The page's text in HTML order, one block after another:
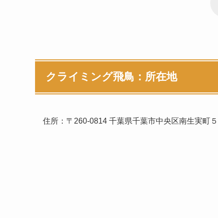
クライミング飛鳥：所在地
住所：〒260-0814 千葉県千葉市中央区南生実町５